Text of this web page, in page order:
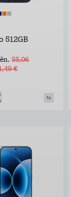
512GB
55,06
€